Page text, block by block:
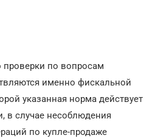
по вопросам
именно фискальной
указанная норма действует
в случае несоблюдения
по купле-продаже